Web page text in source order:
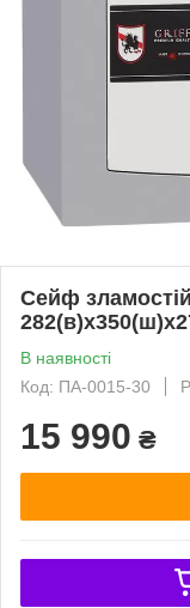
Сейф
В наявності
Код: ПА-0015-30
15 990 ₴